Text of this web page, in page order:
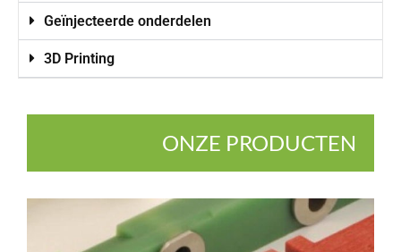
Geïnjecteerde onderdelen
3D Printing
ONZE PRODUCTEN